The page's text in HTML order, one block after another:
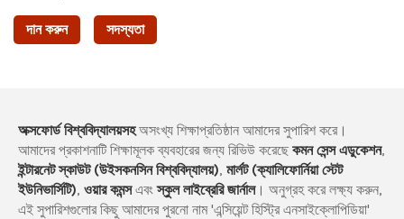
দান করুন সদস্যতা
অক্সফোর্ড বিশ্ববিদ্যালয়সহঅসংখ্য শিক্ষাপ্রতিষ্ঠান আমাদের সুপারিশ করে।
আমাদের প্রকাশনাটি শিক্ষামূলক ব্যবহারের জন্য রিভিউ করেছে কমন সেন্স এডুকেশন,
ইন্টারনেট স্কাউট (উইসকনসিন বিশ্ববিদ্যালয়), মার্লট (ক্যালিফোর্নিয়া স্টেট
ইউনিভার্সিটি), ওয়ার কমন্সএবংস্কুল লাইব্রেরি জার্নাল। অনুগ্রহ করে লক্ষ্য করুন,
এই সুপারিশগুলোর কিছু আমাদের পুরনো নাম 'এন্সিয়েন্ট হিস্ট্রি এনসাইক্লোপিডিয়া'